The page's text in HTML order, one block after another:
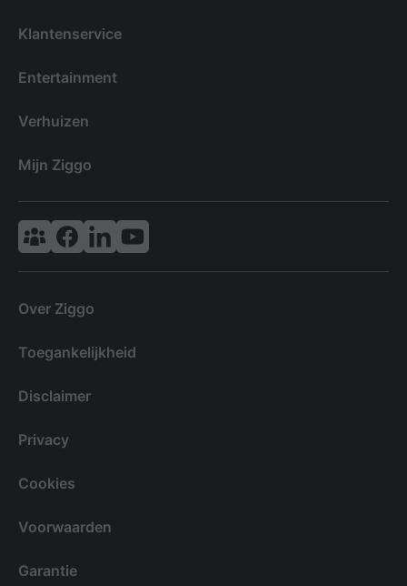
Klantenservice
Entertainment
Verhuizen
Mijn Ziggo
Vodafone & Ziggo Community
Ziggo Facebook
VodafoneZiggo LinkedIn
Ziggo YouTube
Over Ziggo
Toegankelijkheid
Disclaimer
Privacy
Cookies
Voorwaarden
Garantie